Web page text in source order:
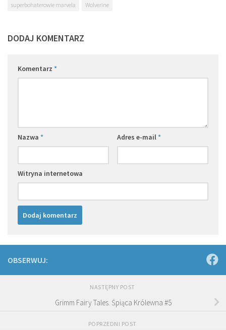
superbohaterowie marvela Wolverine
DODAJ KOMENTARZ
Komentarz *
Nazwa * Adres e-mail*
Witryna internetowa
OBSERWUJ:
NASTĘPNY POST
Grimm Fairy Tales. Śpiąca Królewna #5
POPRZEDNI POST